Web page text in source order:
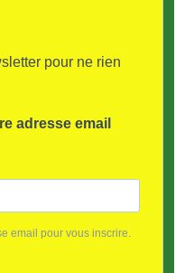
pour ne rien
adresse email
email pour vous inscrire.